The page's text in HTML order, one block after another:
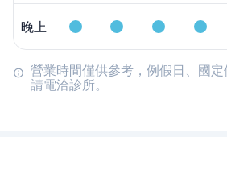
晚上
營業時間僅供參考，例假日、國
請電洽診所。